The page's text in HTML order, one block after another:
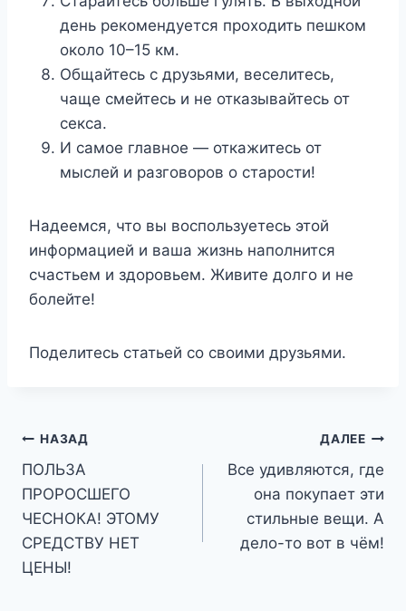
день рекомендуется проходить пешком
около 10–15 км.
Общайтесь с друзьями, веселитесь,
чаще смейтесь и не отказывайтесь от
секса.
И самое главное — откажитесь от
мыслей и разговоров о старости!
Надеемся, что вы воспользуетесь этой
информацией и ваша жизнь наполнится
счастьем и здоровьем. Живите долго и не
болейте!
Поделитесь статьей со своими друзьями.
Навигация
по
записям
НАЗАД
ПОЛЬЗА
ПРОРОСШЕГО
ЧЕСНОКА! ЭТОМУ
СРЕДСТВУ НЕТ
ЦЕНЫ!
ДАЛЕЕ
Все удивляются, где
она покупает эти
стильные вещи. А
дело-то вот в чём!